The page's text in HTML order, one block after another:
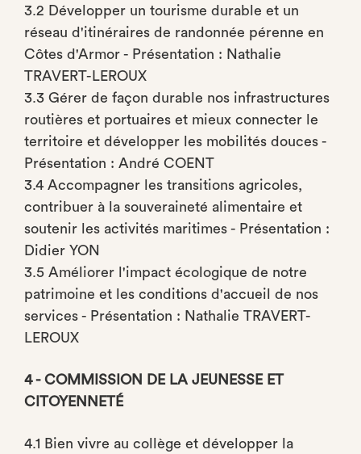
3.2 Développer un tourisme durable et un
réseau d'itinéraires de randonnée pérenne en
Côtes d'Armor - Présentation : Nathalie
TRAVERT-LEROUX
3.3 Gérer de façon durable nos infrastructures
routières et portuaires et mieux connecter le
territoire et développer les mobilités douces -
Présentation : André COENT
3.4 Accompagner les transitions agricoles,
contribuer à la souveraineté alimentaire et
soutenir les activités maritimes - Présentation :
Didier YON
3.5 Améliorer l'impact écologique de notre
patrimoine et les conditions d'accueil de nos
services - Présentation : Nathalie TRAVERT-
LEROUX
4 - COMMISSION DE LA JEUNESSE ET
CITOYENNETÉ
4.1 Bien vivre au collège et développer la